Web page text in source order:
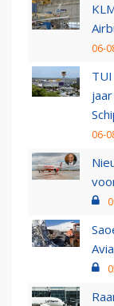
06-
06-